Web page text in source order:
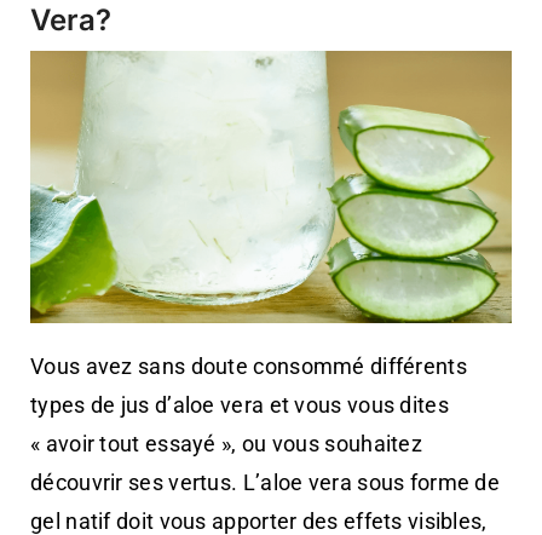
Vera?
Vous avez sans doute consommé différents
types de jus d’aloe vera et vous vous dites
« avoir tout essayé », ou vous souhaitez
découvrir ses vertus. L’aloe vera sous forme de
gel natif doit vous apporter des effets visibles,